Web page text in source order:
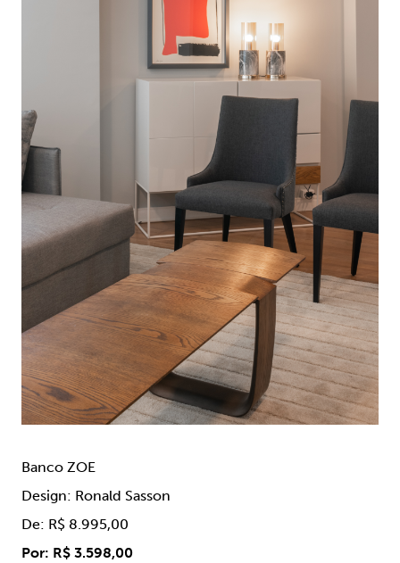
Banco ZOE
Design: Ronald Sasson
De: R$ 8.995,00
Por: R$ 3.598,00